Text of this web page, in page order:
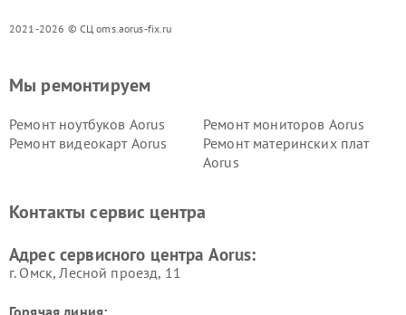
2021-2026 © СЦ oms.aorus-fix.ru
Мы ремонтируем
Ремонт ноутбуков Aorus
Ремонт мониторов Aorus
Ремонт видеокарт Aorus
Ремонт материнских плат
Aorus
Контакты сервис центра
Адрес сервисного центра Aorus:
г. Омск, ​Лесной проезд, 11
Горячая линия: